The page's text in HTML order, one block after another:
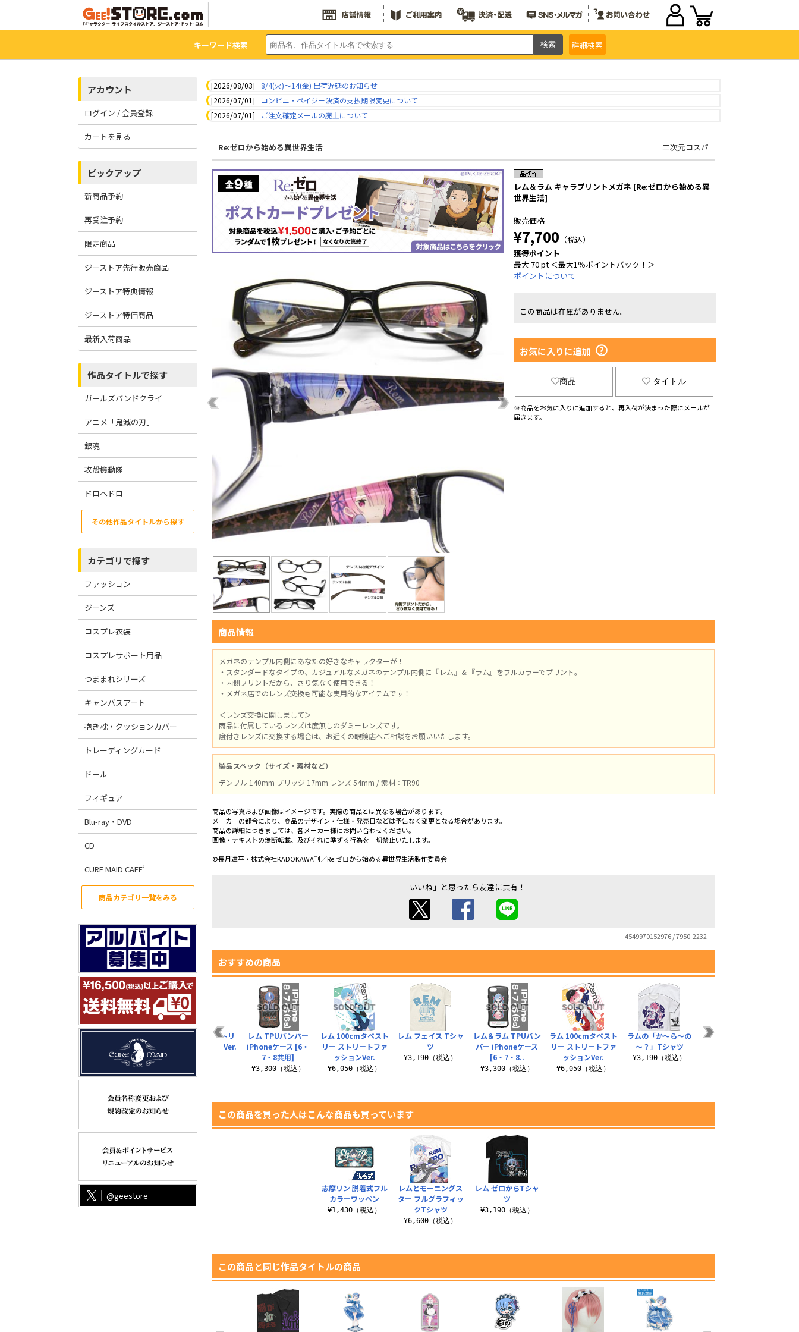
キーワード検索 詳細検索
アカウント
ログイン / 会員登録
カートを見る
ピックアップ
新商品予約
再受注予約
限定商品
ジーストア先行販売商品
ジーストア特典情報
ジーストア特価商品
最新入荷商品
作品タイトルで探す
ガールズバンドクライ
アニメ「鬼滅の刃」
銀魂
攻殻機動隊
ドロヘドロ
その他作品タイトルから探す
カテゴリで探す
ファッション
ジーンズ
コスプレ衣装
コスプレサポート用品
つままれシリーズ
キャンバスアート
抱き枕・クッションカバー
トレーディングカード
ドール
フィギュア
Blu-ray・DVD
CD
CURE MAID CAFE’
商品カテゴリ一覧をみる
@geestore
[2026/08/03]
8/4(火)～14(金) 出荷遅延のお知らせ
[2026/07/01]
コンビニ・ペイジー決済の支払期限変更について
[2026/07/01]
ご注文確定メールの廃止について
Re:ゼロから始める異世界生活 二次元コスパ
レム＆ラム キャラプリントメガネ [Re:ゼロから始める異
世界生活]
販売価格
¥7,700 （税込）
獲得ポイント
最大 70 pt ＜最大1％ポイントバック！＞
ポイントについて
この商品は在庫がありません。
お気に入りに追加
商品 タイトル
※商品をお気に入りに追加すると、再入荷が決まった際にメールが
届きます。
商品情報
メガネのテンプル内側にあなたの好きなキャラクターが！
・スタンダードなタイプの、カジュアルなメガネのテンプル内側に『レム』＆『ラム』をフルカラーでプリント。
・内側プリントだから、さり気なく使用できる！
・メガネ店でのレンズ交換も可能な実用的なアイテムです！
＜レンズ交換に関しまして＞
商品に付属しているレンズは度無しのダミーレンズです。
度付きレンズに交換する場合は、お近くの眼鏡店へご相談をお願いいたします。
製品スペック（サイズ・素材など）
テンプル 140mm ブリッジ 17mm レンズ 54mm / 素材：TR90
商品の写真および画像はイメージです。実際の商品とは異なる場合があります。
メーカーの都合により、商品のデザイン・仕様・発売日などは予告なく変更となる場合があります。
商品の詳細につきましては、各メーカー様にお問い合わせください。
画像・テキストの無断転載、及びそれに準ずる行為を一切禁止いたします。
©長月達平・株式会社KADOKAWA刊／Re:ゼロから始める異世界生活製作委員会
「いいね」と思ったら友達に共有！
4549970152976 / 7950-2232
おすすめの商品
レム フェイス Tシャ
ツ
¥3,190（税込）
レム＆ラム TPUバン
パー iPhoneケース
[6・7・8..
¥3,300（税込）
ラム 100cmタペスト
リー ストリートファ
ッションVer.
¥6,050（税込）
ラムの「か～ら～の
～？」Tシャツ
¥3,190（税込）
レム TPUバンパー
ートファッションVer.
¥3,190（税込）
レム Tシャツ ストリ
ートファッションVer.
レム TPUバンパー
iPhoneケース [6・
7・8共用]
¥3,300（税込）
レム 100cmタペスト
リー ストリートファ
ッションVer.
¥6,050（税込）
この商品を買った人はこんな商品も買っています
レムとモーニングス
ター フルグラフィッ
クTシャツ
¥6,600（税込）
レム ゼロからTシャ
ツ
¥3,190（税込）
志摩リン 脱着式フル
カラーワッペン
¥1,430（税込）
この商品と同じ作品タイトルの商品